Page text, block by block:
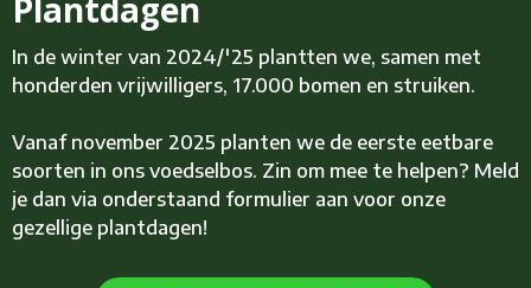
Plantdagen
In de winter van 2024/'25 plantten we, samen met
honderden vrijwilligers, 17.000 bomen en struiken.
Vanaf november 2025 planten we de eerste eetbare
soorten in ons voedselbos. Zin om mee te helpen? Meld
je dan via onderstaand formulier aan voor onze
gezellige plantdagen!